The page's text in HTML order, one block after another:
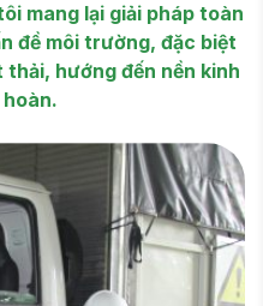
mang lại giải pháp toàn
đề môi trường, đặc biệt
hướng đến nền kinh